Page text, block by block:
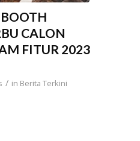
CALON
FITUR 2023
/ in Berita Terkini